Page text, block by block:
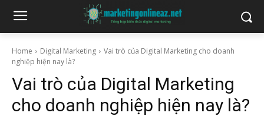
Home Digital Marketing
Vai trò của Digital Marketing cho doanh
nghiệp hiện nay là?
Vai trò của Digital Marketing
cho doanh nghiệp hiện nay là?